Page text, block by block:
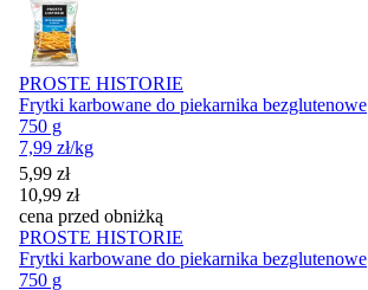
PROSTE HISTORIE
Frytki karbowane do piekarnika bezglutenowe
750 g
7,99 zł/kg
Cena promocyjna
5,99 zł
10,99 zł
cena przed obniżką
PROSTE HISTORIE
Frytki karbowane do piekarnika bezglutenowe
750 g